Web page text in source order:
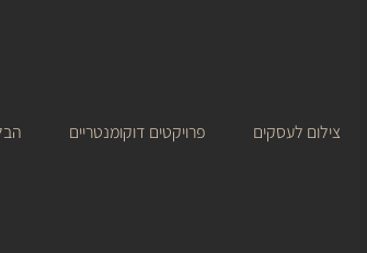
צילום לעסקים פרויקטים דוקומנטריים